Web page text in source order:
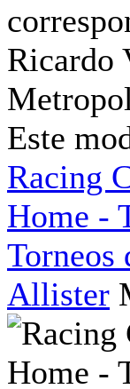
Ricardo
Este
Racing
Home -
Torneos
Allister